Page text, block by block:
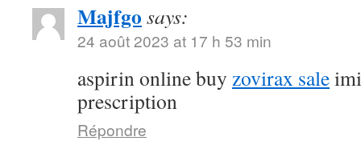
Majfgo says:
24 août 2023 at 17 h 53 min
aspirin online buy zovirax sale
prescription
Répondre